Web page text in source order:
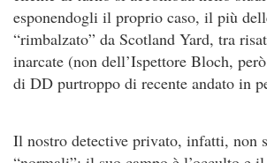
esponendogli il proprio caso, il più
“rimbalzato” da Scotland Yard, tra
inarcate (non dell’Ispettore Bloch,
di DD purtroppo di recente andato in
Il nostro detective privato, infatti, non